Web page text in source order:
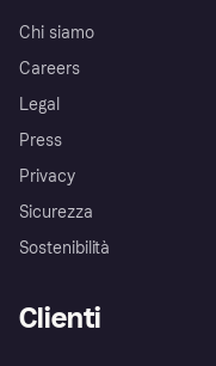
Chi siamo
Careers
Legal
Press
Privacy
Sicurezza
Sostenibilità
Clienti